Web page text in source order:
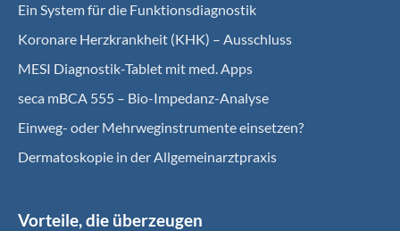
Ein System für die Funktionsdiagnostik
Koro­nare Herz­krank­heit (KHK) – Ausschluss
MESI Diagnostik-Tablet mit med. Apps
seca mBCA 555 – Bio-Impedanz-Analyse
Einweg- oder Mehrweginstrumente einsetzen?
Dermatoskopie in der Allgemeinarztpraxis
Vorteile, die überzeugen